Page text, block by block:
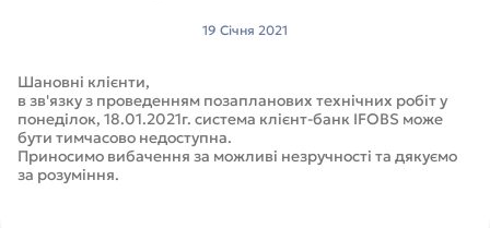
19 Cічня 2021
Шановні клієнти,
в зв'язку з проведенням позапланових технічних робіт у
понеділок, 18.01.2021г. система клієнт-банк IFOBS може
бути тимчасово недоступна.
Приносимо вибачення за можливі незручності та дякуємо
за розуміння.